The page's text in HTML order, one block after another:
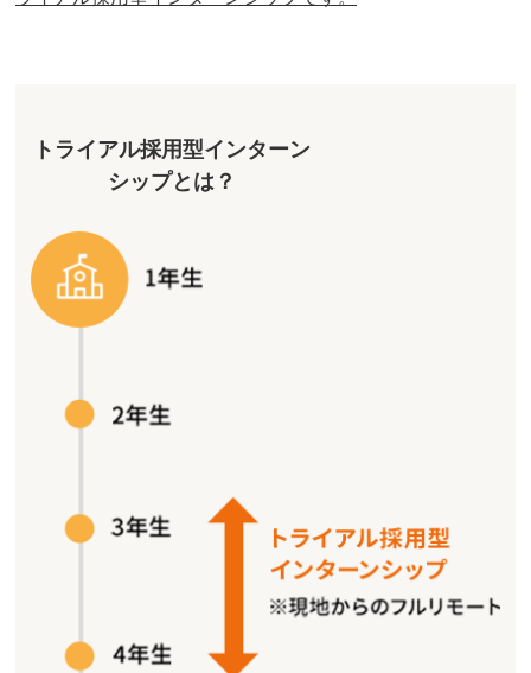
トライアル採用型インターン
シップとは？